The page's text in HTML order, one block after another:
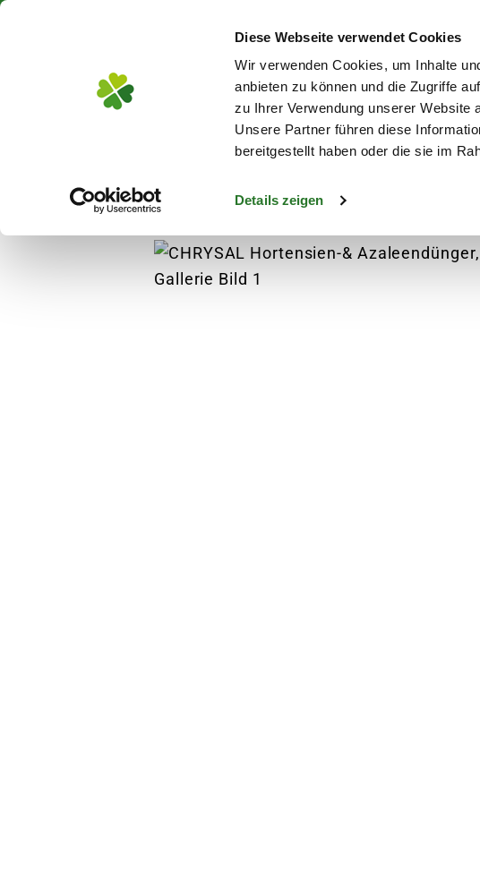
Diese Webseite verwendet Cookies
Wir verwenden Cookies, um Inhalte
anbieten zu können und die Zugriffe
zu Ihrer Verwendung unserer Website
Unsere Partner führen diese
bereitgestellt haben oder die sie im
Details zeigen
Blumen Pflanzen
Pflanzen Anzucht Blumensamen